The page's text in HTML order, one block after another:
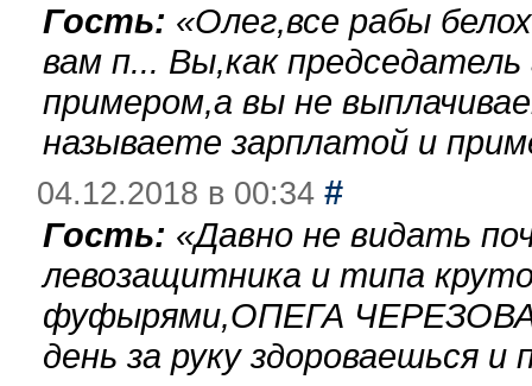
Гость: «Олег,все рабы
вам п... Вы,как
примером,а вы не
называете зарплатой и
04.12.2018 в 00:34 #
Гость: «Давно не видать
левозащитника и типа
фуфырями,ОПЕГА
день за руку здороваешься